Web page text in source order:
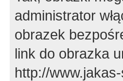
administrator
obrazek
link do obrazka
http://